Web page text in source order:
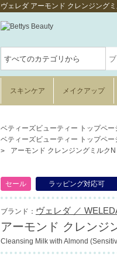
ヴェレダ アーモンド クレンジング
スキンケア メイクアップ
ベティーズビューティー トップペー
ベティーズビューティー トップペー
アーモンド クレンジングミルク
セール ラッピング対応可
ブランド： ヴェレダ ／
アーモンド クレンジ
Cleansing Milk with Almond